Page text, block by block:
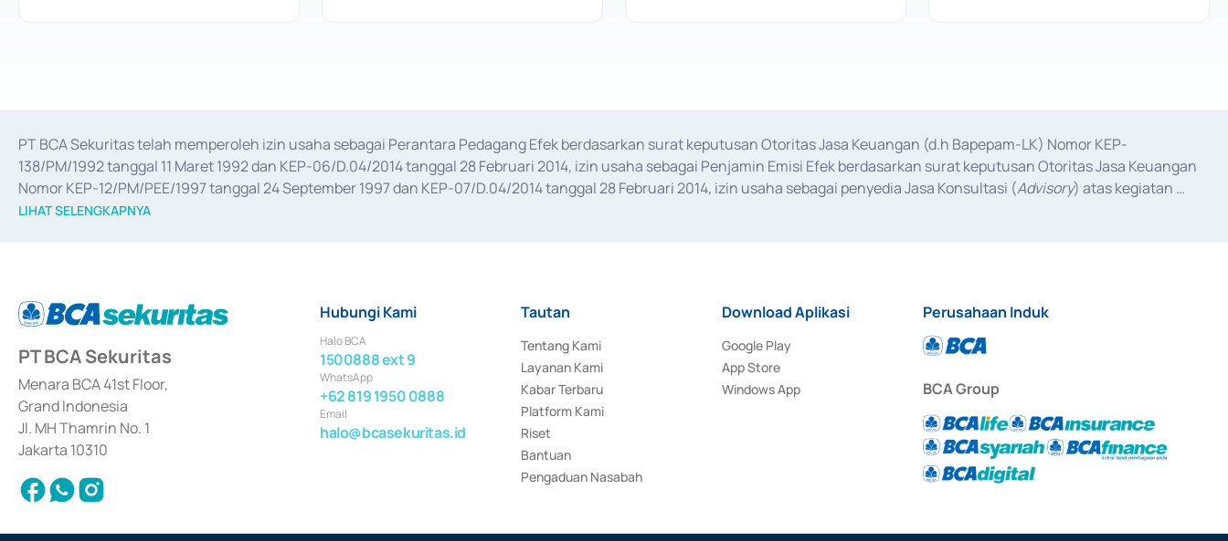
PT BCA Sekuritas telah memperoleh izin usaha sebagai Perantara Pedagang Efek berdasarkan surat keputusan Otoritas Jasa Keuangan (d.h Bapepam-LK) Nomor KEP-
138/PM/1992 tanggal 11 Maret 1992 dan KEP-06/D.04/2014 tanggal 28 Februari 2014, izin usaha sebagai Penjamin Emisi Efek berdasarkan surat keputusan Otoritas Jasa Keuangan
Nomor KEP-12/PM/PEE/1997 tanggal 24 September 1997 dan KEP-07/D.04/2014 tanggal 28 Februari 2014, izin usaha sebagai penyedia Jasa Konsultasi (Advisory) atas kegiatan
merger, akuisisi, divestasi, dan
LIHAT SELENGKAPNYA
PT BCA Sekuritas
Menara BCA 41st Floor,
Grand Indonesia
Jl. MH Thamrin No. 1
Jakarta 10310
Hubungi Kami
Halo BCA
1500888 ext 9
WhatsApp
+62 819 1950 0888
Email
halo@bcasekuritas.id
Tautan
Tentang Kami
Layanan Kami
Kabar Terbaru
Platform Kami
Riset
Bantuan
Pengaduan Nasabah
Download Aplikasi
Google Play
App Store
Windows App
Perusahaan Induk
BCA Group